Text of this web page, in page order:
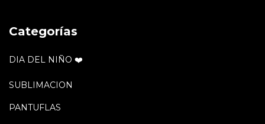
Categorías
DIA DEL NIÑO ❤️
SUBLIMACION
PANTUFLAS